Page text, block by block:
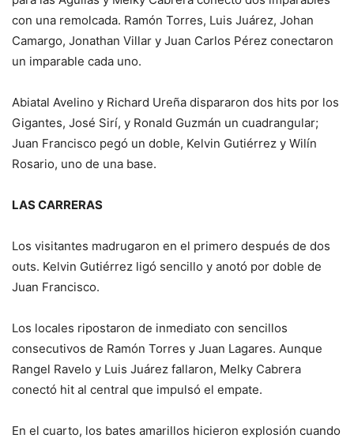
con una remolcada. Ramón Torres, Luis Juárez, Johan
Camargo, Jonathan Villar y Juan Carlos Pérez conectaron
un imparable cada uno.
Abiatal Avelino y Richard Ureña dispararon dos hits por los
Gigantes, José Sirí, y Ronald Guzmán un cuadrangular;
Juan Francisco pegó un doble, Kelvin Gutiérrez y Wilín
Rosario, uno de una base.
LAS CARRERAS
Los visitantes madrugaron en el primero después de dos
outs. Kelvin Gutiérrez ligó sencillo y anotó por doble de
Juan Francisco.
Los locales ripostaron de inmediato con sencillos
consecutivos de Ramón Torres y Juan Lagares. Aunque
Rangel Ravelo y Luis Juárez fallaron, Melky Cabrera
conectó hit al central que impulsó el empate.
En el cuarto, los bates amarillos hicieron explosión cuando